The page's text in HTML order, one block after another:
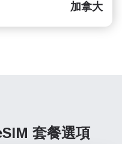
加拿大
套餐選項